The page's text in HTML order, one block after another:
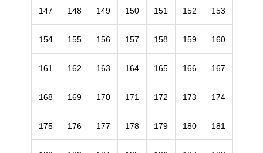
147 148 149 150 151 152 153
154 155 156 157 158 159 160
161 162 163 164 165 166 167
168 169 170 171 172 173 174
175 176 177 178 179 180 181